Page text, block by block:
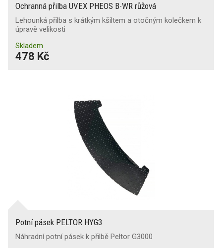
Ochranná přilba UVEX PHEOS B-WR růžová
Lehounká přilba s krátkým kšiltem a otočným kolečkem k
úpravě velikosti
Skladem
478 Kč
Potní pásek PELTOR HYG3
Náhradní potní pásek k přilbě Peltor G3000